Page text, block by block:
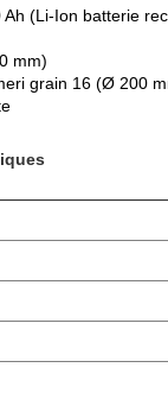
(Li-Ion batterie
mm)
grain 16 (Ø 200